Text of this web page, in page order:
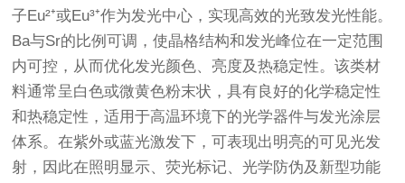
子Eu²⁺或Eu³⁺作为发光中心，实现高效的光致发光性能。
Ba与Sr的比例可调，使晶格结构和发光峰位在一定范围
内可控，从而优化发光颜色、亮度及热稳定性。该类材
料通常呈白色或微黄色粉末状，具有良好的化学稳定性
和热稳定性，适用于高温环境下的光学器件与发光涂层
体系。在紫外或蓝光激发下，可表现出明亮的可见光发
射，因此在照明显示、荧光标记、光学防伪及新型功能